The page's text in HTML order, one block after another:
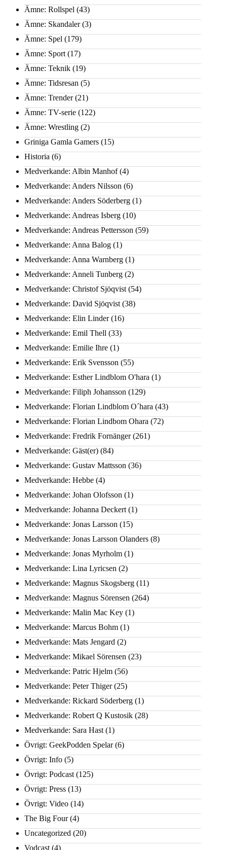
Ämne: Rollspel (43)
Ämne: Skandaler(3)
Ämne: Spel (179)
Ämne: Sport (17)
Ämne: Teknik (19)
Ämne: Tidsresan (5)
Ämne: Trender(21)
Ämne: TV-serie (122)
Ämne: Wrestling (2)
Griniga Gamla Gamers (15)
Historia (6)
Medverkande: Albin Manhof(4)
Medverkande: Anders Nilsson (6)
Medverkande: Anders Söderberg (1)
Medverkande: Andreas Isberg (10)
Medverkande: Andreas Pettersson (59)
Medverkande: Anna Balog (1)
Medverkande: Anna Warnberg (1)
Medverkande: Anneli Tunberg (2)
Medverkande: Christof Sjöqvist (54)
Medverkande: David Sjöqvist (38)
Medverkande: Elin Linder(16)
Medverkande: Emil Thell (33)
Medverkande: Emilie Ihre (1)
Medverkande: Erik Svensson (55)
Medverkande: Esther Lindblom O'hara (1)
Medverkande: Filiph Johansson (129)
Medverkande: Florian Lindblom O´hara (43)
Medverkande: Florian Lindbom Ohara (72)
Medverkande: Fredrik Fornänger(261)
Medverkande: Gäst(er) (84)
Medverkande: Gustav Mattsson (36)
Medverkande: Hebbe (4)
Medverkande: Johan Olofsson (1)
Medverkande: Johanna Deckert (1)
Medverkande: Jonas Larsson (15)
Medverkande: Jonas Larsson Olanders (8)
Medverkande: Jonas Myrholm (1)
Medverkande: Lina Lyricsen (2)
Medverkande: Magnus Skogsberg (11)
Medverkande: Magnus Sörensen (264)
Medverkande: Malin Mac Key (1)
Medverkande: Marcus Bohm (1)
Medverkande: Mats Jengard (2)
Medverkande: Mikael Sörensen (23)
Medverkande: Patric Hjelm (56)
Medverkande: Peter Thiger(25)
Medverkande: Rickard Söderberg (1)
Medverkande: Robert Q Kustosik (28)
Medverkande: Sara Hast (1)
Övrigt: GeekPodden Spelar(6)
Övrigt: Info (5)
Övrigt: Podcast (125)
Övrigt: Press (13)
Övrigt: Video (14)
The Big Four(4)
Uncategorized (20)
Vodcast (4)